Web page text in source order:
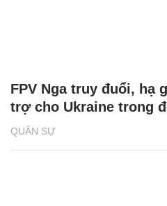
QUÂN SỰ
FPV Nga truy đuổi, hạ
trợ cho Ukraine trong